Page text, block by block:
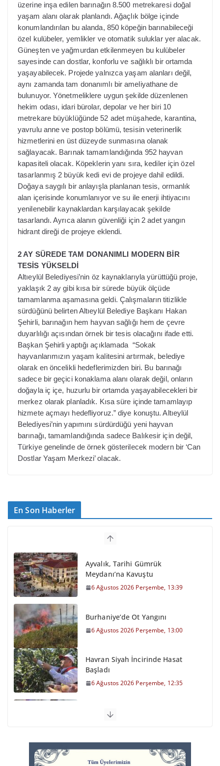
üzerine inşa edilen barınağın 8.500 metrekaresi doğal
yaşam alanı olarak planlandı. Ağaçlık bölge içinde
konumlandırılan bu alanda, 850 köpeğin barınabileceği
özel kulübeler, yemlikler ve otomatik suluklar yer alacak.
Güneşten ve yağmurdan etkilenmeyen bu kulübeler
sayesinde can dostlar, konforlu ve sağlıklı bir ortamda
yaşayabilecek. Projede yalnızca yaşam alanları değil,
aynı zamanda tam donanımlı bir ameliyathane de
bulunuyor. Yönetmeliklere uygun şekilde düzenlenen
hekim odası, idari bürolar, depolar ve her biri 10
metrekare büyüklüğünde 52 adet müşahede, karantina,
yavrulu anne ve postop bölümü, tesisin veterinerlik
hizmetlerini en üst düzeyde sunmasına olanak
sağlayacak. Barınak tamamlandığında 952 hayvan
kapasiteli olacak. Köpeklerin yanı sıra, kediler için özel
tasarlanmış 2 büyük kedi evi de projeye dahil edildi.
Doğaya saygılı bir anlayışla planlanan tesis, ormanlık
alan içerisinde konumlanıyor ve su ile enerji ihtiyacını
yenilenebilir kaynaklardan karşılayacak şekilde
tasarlandı. Ayrıca alanın güvenliği için 2 adet yangın
hidrant direği de projeye eklendi.
2 AY SÜREDE TAM DONANIMLI MODERN BİR
TESİS YÜKSELDİ
Altıeylül Belediyesi’nin öz kaynaklarıyla yürüttüğü proje,
yaklaşık 2 ay gibi kısa bir sürede büyük ölçüde
tamamlanma aşamasına geldi. Çalışmaların titizlikle
sürdüğünü belirten Altıeylül Belediye Başkanı Hakan
Şehirli, barınağın hem hayvan sağlığı hem de çevre
duyarlılığı açısından örnek bir tesis olacağını ifade etti.
Başkan Şehirli yaptığı açıklamada “Sokak
hayvanlarımızın yaşam kalitesini artırmak, belediye
olarak en öncelikli hedeflerimizden biri. Bu barınağı
sadece bir geçici konaklama alanı olarak değil, onların
doğayla iç içe, huzurlu bir ortamda yaşayabilecekleri bir
merkez olarak planladık. Kısa süre içinde tamamlayıp
hizmete açmayı hedefliyoruz.” diye konuştu. Altıeylül
Belediyesi’nin yapımını sürdürdüğü yeni hayvan
barınağı, tamamlandığında sadece Balıkesir için değil,
Türkiye genelinde de örnek gösterilecek modern bir ‘Can
Dostlar Yaşam Merkezi’ olacak.
En Son Haberler
Ayvalık, Tarihi Gümrük
Meydanı’na Kavuştu
6 Ağustos 2026 Perşembe, 13:39
Burhaniye’de Ot Yangını
6 Ağustos 2026 Perşembe, 13:00
Havran Siyah İncirinde Hasat
Başladı
6 Ağustos 2026 Perşembe, 12:35
Otomobil Şarampole Devrildi
Balıkesirspor Sevdası İçin